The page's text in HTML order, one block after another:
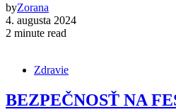
byZorana
4. augusta 2024
2 minute read
Zdravie
BEZPEČNOSŤ NA